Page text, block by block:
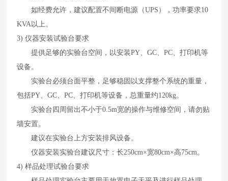
如经费允许，建议配置不间断电源（UPS ），功率要求10
KVA 以上。
3)仪器安装试验台要求
提供足够的实验台空间，以安装PY 、GC 、PC 、打印机等
设备。
实验台必须台面平整，足够稳固以支撑整个系统的重量，
包括PY 、GC 、PC 、打印机等设备，总重量约120kg。
实验台四周留出不小于0.5m宽的操作与维修空间，请勿贴
墙安置。
建议在实验台上方安装排风设备。
仪器安装实验台建议尺寸：长250cm×宽80cm×高75cm 。
4)样品处理试验台要求